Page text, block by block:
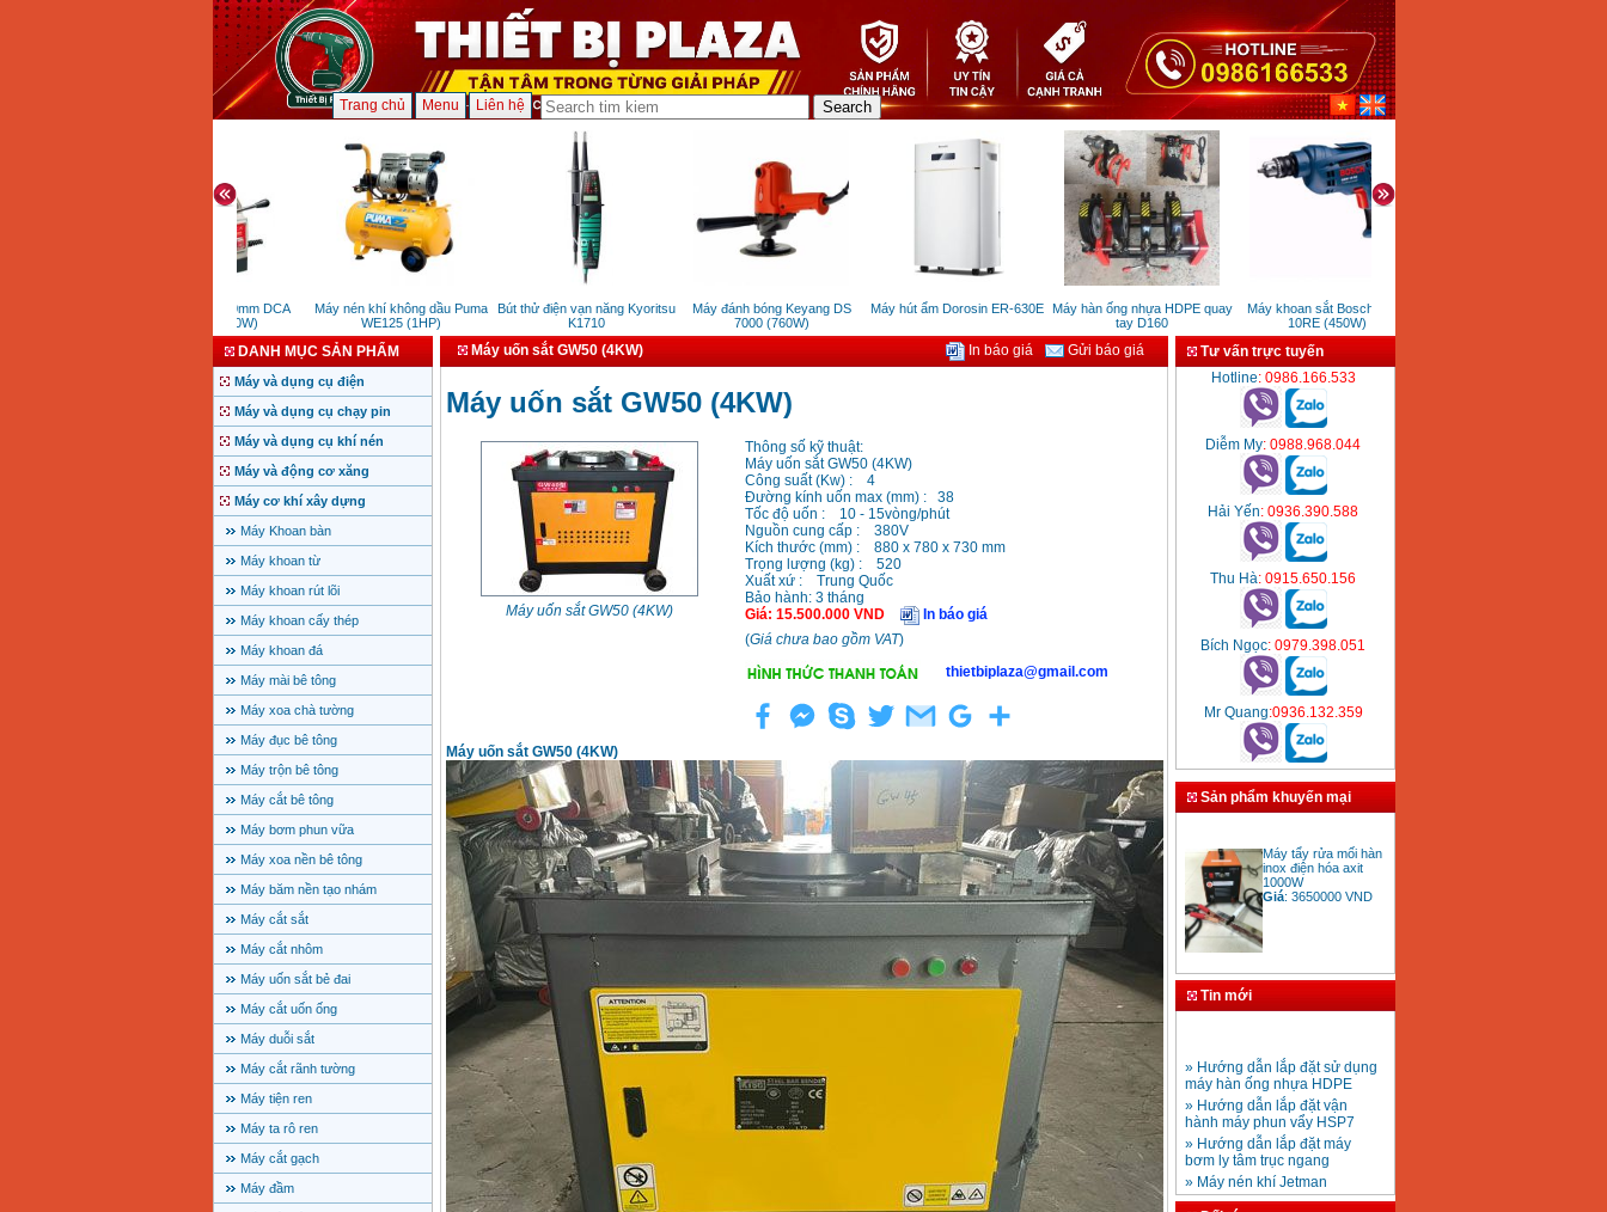
Trang chủ Menu Liên hệ
Máy khoan từ 30mm DCA
AJC30 (900W)
Máy nén khí không dầu Puma
WE125 (1HP)
Bút thử điện vạn năng Kyoritsu
K1710
Máy đánh bóng Keyang DS
7000 (760W)
Máy hút ẩm Dorosin ER-630E Máy hàn ống nhựa HDPE quay
tay D160
Máy khoan sắt Bosch GBM
10RE (450W)
DANH MỤC SẢN PHẨM
Máy và dụng cụ điện
Máy và dụng cụ chạy pin
Máy và dụng cụ khí nén
Máy và động cơ xăng
Máy cơ khí xây dựng
Máy Khoan bàn
Máy khoan từ
Máy khoan rút lõi
Máy khoan cấy thép
Máy khoan đá
Máy mài bê tông
Máy xoa chà tường
Máy đục bê tông
Máy trộn bê tông
Máy cắt bê tông
Máy bơm phun vữa
Máy xoa nền bê tông
Máy băm nền tạo nhám
Máy cắt sắt
Máy cắt nhôm
Máy uốn sắt bẻ đai
Máy cắt uốn ống
Máy duỗi sắt
Máy cắt rãnh tường
Máy tiện ren
Máy ta rô ren
Máy cắt gạch
Máy đầm
Máy uốn sắt GW50 (4KW) In báo giá Gửi báo giá
Máy uốn sắt GW50 (4KW)
Máy uốn sắt GW50 (4KW)
Thông số kỹ thuật:
Máy uốn sắt GW50 (4KW)
Công suất (Kw) : 4
Đường kính uốn max (mm) : 38
Tốc độ uốn : 10 - 15vòng/phút
Nguồn cung cấp : 380V
Kích thước (mm) : 880 x 780 x 730 mm
Trọng lượng (kg) : 520
Xuất xứ : Trung Quốc
Bảo hành: 3 tháng
Giá: 15.500.000VND
In báo giá
(Giá chưa bao gồm VAT)
thietbiplaza@gmail.com
Máy uốn sắt GW50 (4KW)
Tư vấn trực tuyến
Hotline: 0986.166.533
Diễm My: 0988.968.044
Hải Yến: 0936.390.588
Thu Hà: 0915.650.156
Bích Ngọc: 0979.398.051
Mr Quang:0936.132.359
Sản phẩm khuyến mại
inox điện hóa axit
1000W
Giá:3650000
Bảng giá mũi khoan
Giá:330000VND
Mũi khoan rút lõi bê
tông D20-D350
Giá:330000VND
Máy khoan bàn
600mm Hồng Ký
KD600 (250W)
Tin mới
máy hàn ống nhựa HDPE
» Hướng dẫn lắp đặt vận
hành máy phun vẩy HSP7
» Hướng dẫn lắp đặt máy
bơm ly tâm trục ngang
» Máy nén khí Jetman
» HDSD Máy Hàn Ống Nhựa
HDPE quay tay thủy lực